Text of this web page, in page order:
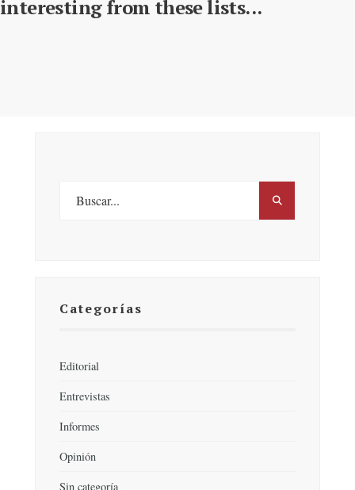
interesting from these lists...
Categorías
Editorial
Entrevistas
Informes
Opinión
Sin categoría